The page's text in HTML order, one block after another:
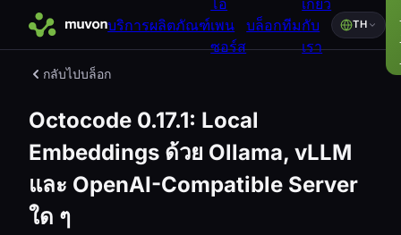
บริการผลิตภัณฑ์เพน
ซอร์ส
บล็อกทีมกับ
เรา
TH
กลับไปบล็อก
Octocode 0.17.1: Local
Embeddings ด้วย Ollama, vLLM
และ OpenAI-Compatible Server
ใด ๆ